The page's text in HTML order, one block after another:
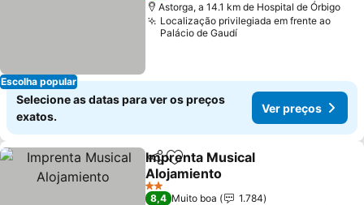
Escolha popular
Astorga, a 14.1 km de Hospital de Órbigo
Localização privilegiada em frente ao
Palácio de Gaudí
Selecione as datas para ver os preços
exatos.
Ver preços
PartilharAdicionar aos favoritos
Imprenta Musical
Alojamiento
Ver preços
2 Estrelas
8,4 Muito boa
1.784